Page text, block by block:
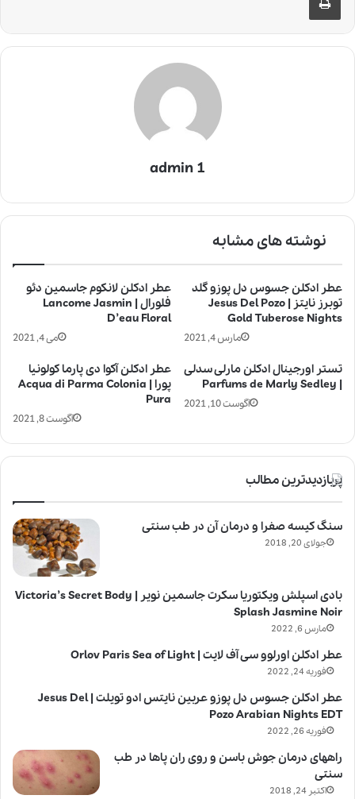
admin 1
نوشته های مشابه
عطر ادکلن لانکوم جاسمین دئو
فلورال | Lancome Jasmin
D’eau Floral
می 4, 2021
عطر ادکلن جسوس دل پوزو گلد
توبرز نایتز | Jesus Del Pozo
Gold Tuberose Nights
مارس 4, 2021
عطر ادکلن آکوا دی پارما کولونیا
پورا | Acqua di Parma Colonia
Pura
آگوست 8, 2021
تستر اورجینال ادکلن مارلی سدلی
| Parfums de Marly Sedley
آگوست 10, 2021
پربازدیدترین مطالب
سنگ کیسه صفرا و درمان آن در طب سنتی
جولای 20, 2018
بادی اسپلش ویکتوریا سکرت جاسمین نویر | Victoria’s Secret Body
Splash Jasmine Noir
مارس 6, 2022
عطر ادکلن اورلوو سی آف لایت | Orlov Paris Sea of Light
فوریه 24, 2022
عطر ادکلن جسوس دل پوزو عربین نایتس ادو تویلت | Jesus Del
Pozo Arabian Nights EDT
فوریه 26, 2022
راههای درمان جوش باسن و روی ران پاها در طب
سنتی
اکتبر 24, 2018